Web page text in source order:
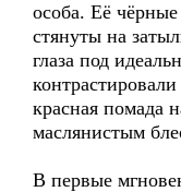
особа. Её
стянуты на
глаза под
красная помада
маслянистым
В первые